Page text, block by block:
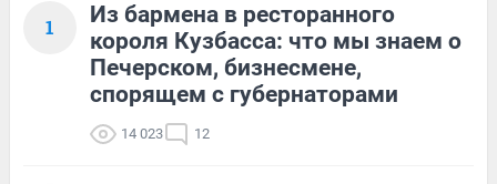
1
Из бармена в ресторанного
короля Кузбасса: что мы знаем о
Печерском, бизнесмене,
спорящем с губернаторами
14 023 12